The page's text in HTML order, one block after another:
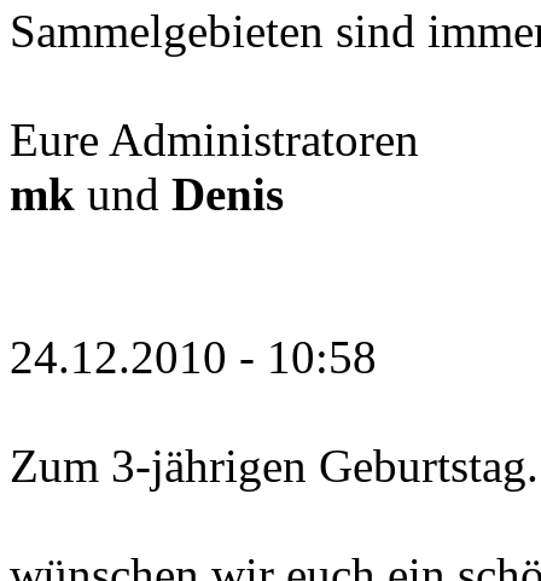
Sammelgebieten sind
Eure Administratoren
mk und Denis
24.12.2010 - 10:58
Zum 3-jährigen